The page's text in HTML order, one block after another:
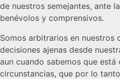
de nuestros semejantes, ante
benévolos y comprensivos.
Somos arbitrarios en nuestros
decisiones ajenas desde
aun cuando sabemos que
circunstancias, que por lo